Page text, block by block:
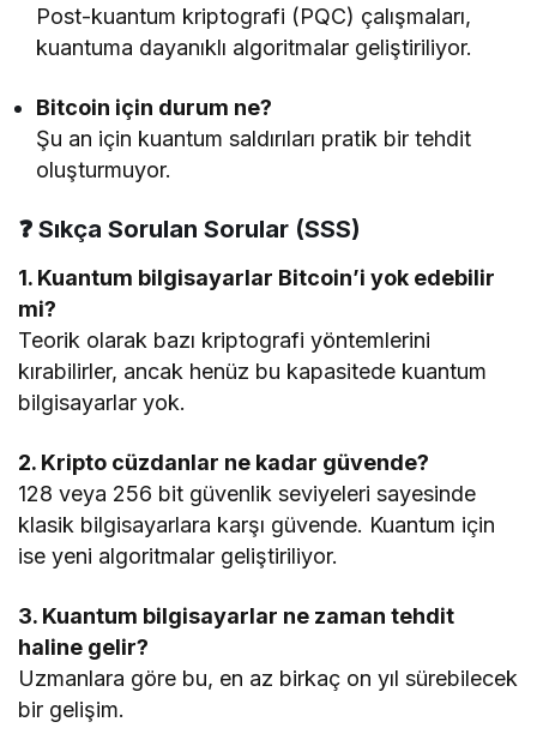
Post-kuantum kriptografi (PQC) çalışmaları,
kuantuma dayanıklı algoritmalar geliştiriliyor.
Bitcoin için durum ne?
Şu an için kuantum saldırıları pratik bir tehdit
oluşturmuyor.
❓ Sıkça Sorulan Sorular (SSS)
1. Kuantum bilgisayarlar Bitcoin’i yok edebilir
mi?
Teorik olarak bazı kriptografi yöntemlerini
kırabilirler, ancak henüz bu kapasitede kuantum
bilgisayarlar yok.
2. Kripto cüzdanlar ne kadar güvende?
128 veya 256 bit güvenlik seviyeleri sayesinde
klasik bilgisayarlara karşı güvende. Kuantum için
ise yeni algoritmalar geliştiriliyor.
3. Kuantum bilgisayarlar ne zaman tehdit
haline gelir?
Uzmanlara göre bu, en az birkaç on yıl sürebilecek
bir gelişim.